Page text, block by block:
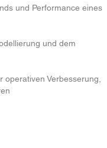
und Performance eines
und dem
Verbesserung,